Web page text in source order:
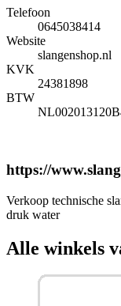
Telefoon
0645038414
Website
slangenshop.nl
KVK
24381898
BTW
https://
Verkoop technische
druk water
Alle winkels